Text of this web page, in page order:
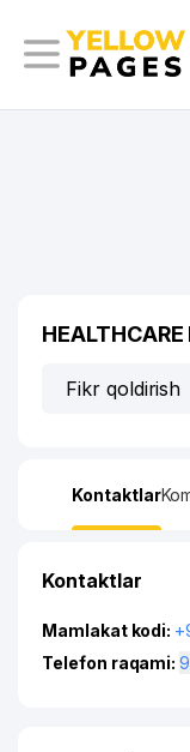
Fikr qoldirish
Kontaktlar
Kontaktlar
Mamlakat kodi:
Telefon raqami: